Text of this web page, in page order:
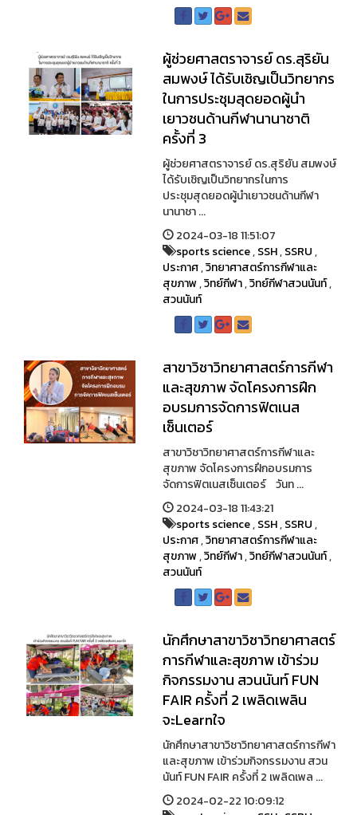
ผู้ช่วยศาสตราจารย์ ดร.สุริยัน
สมพงษ์ ได้รับเชิญเป็นวิทยากร
ในการประชุมสุดยอดผู้นำ
เยาวชนด้านกีฬานานาชาติ
ครั้งที่ 3
ผู้ช่วยศาสตราจารย์ ดร.สุริยัน สมพงษ์
ได้รับเชิญเป็นวิทยากรในการ
ประชุมสุดยอดผู้นำเยาวชนด้านกีฬา
นานาชา ...
2024-03-18 11:51:07
sports science,SSH,SSRU,
ประกาศ,วิทยาศาสตร์การกีฬาและ
สุขภาพ,วิทย์กีฬา,วิทย์กีฬาสวนนันท์,
สวนนันท์
สาขาวิชาวิทยาศาสตร์การกีฬา
และสุขภาพ จัดโครงการฝึก
อบรมการจัดการฟิตเนส
เซ็นเตอร์
สาขาวิชาวิทยาศาสตร์การกีฬาและ
สุขภาพ จัดโครงการฝึกอบรมการ
จัดการฟิตเนสเซ็นเตอร์ วันท ...
2024-03-18 11:43:21
sports science,SSH,SSRU,
ประกาศ,วิทยาศาสตร์การกีฬาและ
สุขภาพ,วิทย์กีฬา,วิทย์กีฬาสวนนันท์,
สวนนันท์
นักศึกษาสาขาวิชาวิทยาศาสตร์
การกีฬาและสุขภาพ เข้าร่วม
กิจกรรมงาน สวนนันท์ FUN
FAIR ครั้งที่ 2 เพลิดเพลิน
จะLearnใจ
นักศึกษาสาขาวิชาวิทยาศาสตร์การกีฬา
และสุขภาพ เข้าร่วมกิจกรรมงาน สวน
นันท์ FUN FAIR ครั้งที่ 2 เพลิดเพล ...
2024-02-22 10:09:12